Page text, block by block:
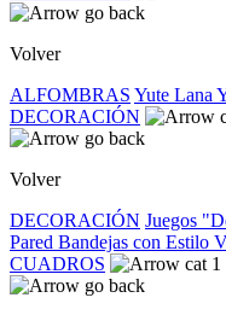
Volver
ALFOMBRAS Yute Lana
DECORACIÓN
Volver
DECORACIÓN Juegos
Pared Bandejas con Estilo
CUADROS